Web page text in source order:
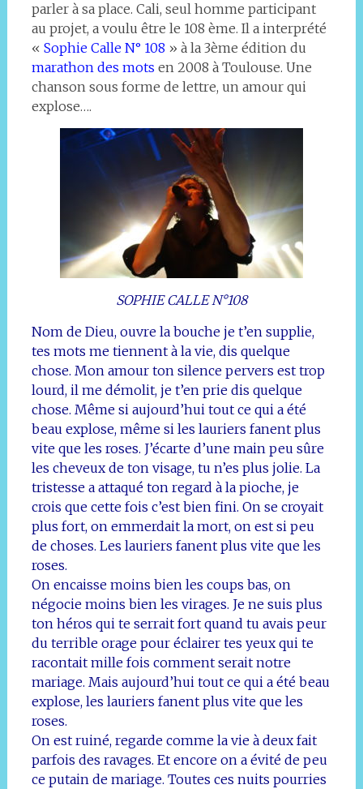
parler à sa place. Cali, seul homme participant
au projet, a voulu être le 108 ème. Il a interprété
« Sophie Calle N° 108 » à la 3ème édition du
marathon des mots en 2008 à Toulouse. Une
chanson sous forme de lettre, un amour qui
explose….
SOPHIE CALLE N°108
Nom de Dieu, ouvre la bouche je t’en supplie,
tes mots me tiennent à la vie, dis quelque
chose. Mon amour ton silence pervers est trop
lourd, il me démolit, je t’en prie dis quelque
chose. Même si aujourd’hui tout ce qui a été
beau explose, même si les lauriers fanent plus
vite que les roses. J’écarte d’une main peu sûre
les cheveux de ton visage, tu n’es plus jolie. La
tristesse a attaqué ton regard à la pioche, je
crois que cette fois c’est bien fini. On se croyait
plus fort, on emmerdait la mort, on est si peu
de choses. Les lauriers fanent plus vite que les
roses.
On encaisse moins bien les coups bas, on
négocie moins bien les virages. Je ne suis plus
ton héros qui te serrait fort quand tu avais peur
du terrible orage pour éclairer tes yeux qui te
racontait mille fois comment serait notre
mariage. Mais aujourd’hui tout ce qui a été beau
explose, les lauriers fanent plus vite que les
roses.
On est ruiné, regarde comme la vie à deux fait
parfois des ravages. Et encore on a évité de peu
ce putain de mariage. Toutes ces nuits pourries